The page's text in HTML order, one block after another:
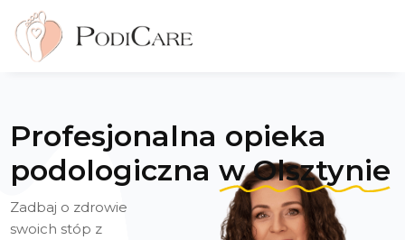
Profesjonalna opieka
podologiczna w Olsztynie
Zadbaj o zdrowie
swoich stóp z